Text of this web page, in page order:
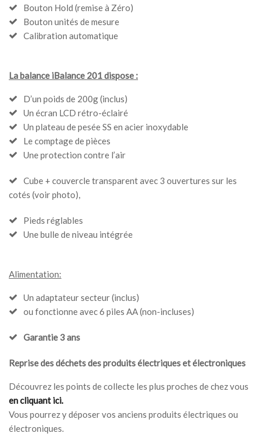
Bouton Hold (remise à Zéro)
Bouton unités de mesure
Calibration automatique
La balance iBalance 201 dispose :
D’un poids de 200g (inclus)
Un écran LCD rétro-éclairé
Un plateau de pesée SS en acier inoxydable
Le comptage de pièces
Une protection contre l’air
Cube + couvercle transparent avec 3 ouvertures sur les
cotés (voir photo),
Pieds réglables
Une bulle de niveau intégrée
Alimentation:
Un adaptateur secteur (inclus)
ou fonctionne avec 6 piles AA (non-incluses)
Garantie 3 ans
Reprise des déchets des produits électriques et électroniques
Découvrez les points de collecte les plus proches de chez vous
en cliquant ici.
Vous pourrez y déposer vos anciens produits électriques ou
électroniques.